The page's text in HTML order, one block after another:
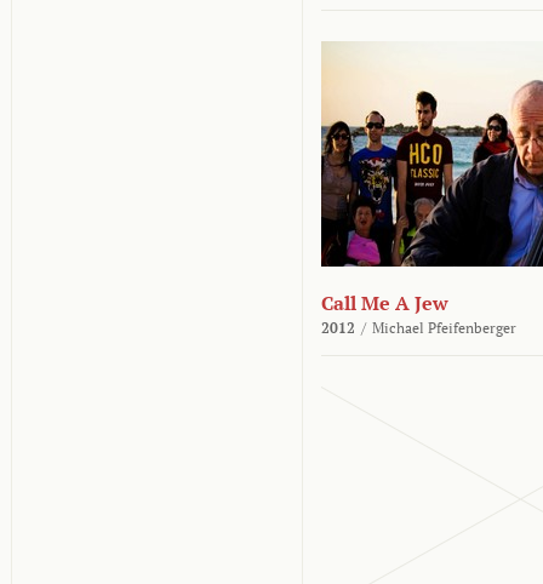
Call Me A Jew
2012 / Michael Pfeifenberger